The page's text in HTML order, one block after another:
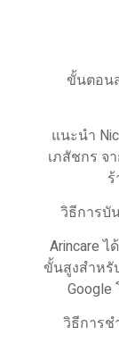
ขั้นตอน
แนะนำ
เภสัชกร จ
วิธีการบั
Arincare
ขั้นสูงสำหรั
Google
วิธีการช